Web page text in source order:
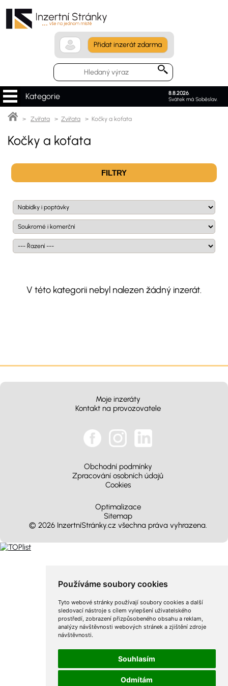
Používáme soubory cookies
Tyto webové stránky používají soubory cookies a další
sledovací nástroje s cílem vylepšení uživatelského
prostředí, zobrazení přizpůsobeného obsahu a reklam,
analýzy návštěvnosti webových stránek a zjištění zdroje
návštěvnosti.
Souhlasím
Odmítám
Přidat inzerát zdarma
8.8.2026.
Svátek má Soběslav.
Kategorie
> Zvířata > Zvířata > Kočky a koťata
Kočky a koťata
FILTRY
V této kategorii nebyl nalezen žádný inzerát.
Moje inzeráty
Kontakt na provozovatele
Obchodní podmínky
Zpracování osobních údajů
Cookies
Optimalizace
Sitemap
© 2026 InzertníStránky.cz všechna práva vyhrazena.